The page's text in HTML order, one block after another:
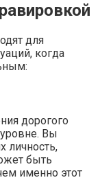
для
когда
дорогого
Вы
личность,
быть
именно этот